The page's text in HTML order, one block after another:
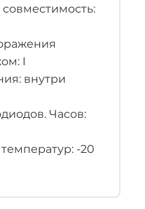
I
внутри
Часов:
-20